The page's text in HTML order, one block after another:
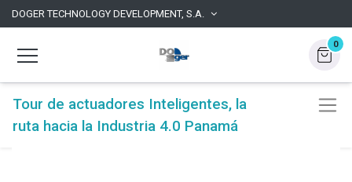
DOGER TECHNOLOGY DEVELOPMENT, S.A.
0
Tour de actuadores Inteligentes, la
ruta hacia la Industria 4.0 Panamá